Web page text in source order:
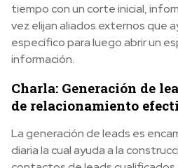
tiempo con un corte inicial,
vez elijan aliados externos que
específico para luego abrir un
información.
Charla: Generación de
de relacionamiento
La generación de leads es
diaria la cual ayuda a la